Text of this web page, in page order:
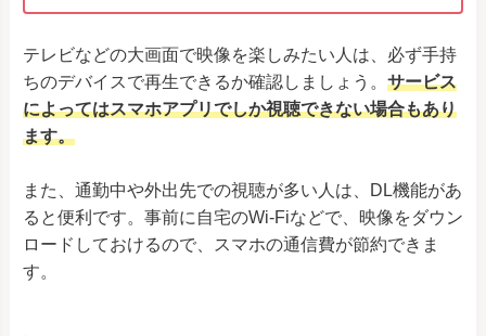
テレビなどの大画面で映像を楽しみたい人は、必ず手持
ちのデバイスで再生できるか確認しましょう。 サービス
によってはスマホアプリでしか視聴できない場合もあり
ます。
また、通勤中や外出先での視聴が多い人は、DL機能があ
ると便利です。事前に自宅のWi-Fiなどで、映像をダウン
ロードしておけるので、スマホの通信費が節約できま
す。